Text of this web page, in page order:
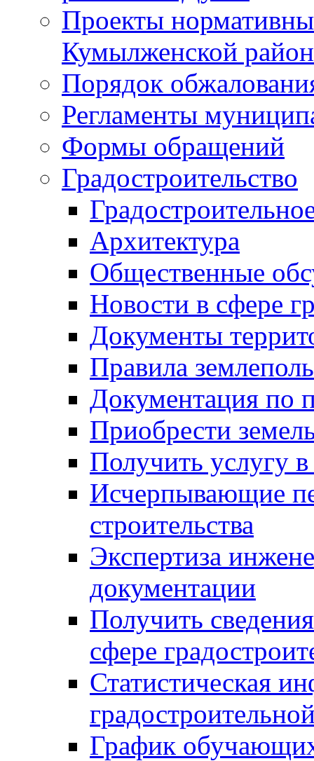
Проекты
Кумылженской
Порядок
Регламенты
Формы обращений
Градостроительство
Архитектура
Общественные
Новости в сфере
Документы
Правила
Документация по
Приобрести
Получить услугу в
Исчерпывающие
строительства
Экспертиза
документации
Получить
сфере
Статистическая
График